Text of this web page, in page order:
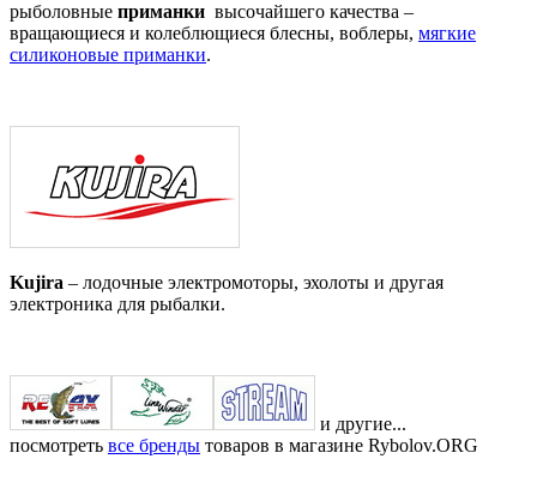
рыболовные приманки высочайшего качества –
вращающиеся и колеблющиеся блесны, воблеры, мягкие
силиконовые приманки.
Kujira – лодочные электромоторы, эхолоты и другая
электроника для рыбалки.
и другие...
посмотреть все бренды товаров в магазине Rybolov.ORG